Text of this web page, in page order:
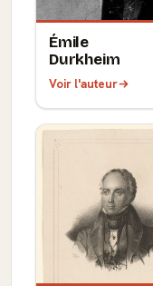
Émile
Durkheim
Voir l'auteur